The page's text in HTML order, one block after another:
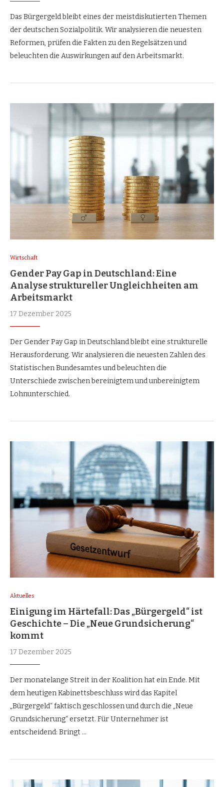
Das Bürgergeld bleibt eines der meistdiskutierten Themen
der deutschen Sozialpolitik. Wir analysieren die neuesten
Reformen, prüfen die Fakten zu den Regelsätzen und
beleuchten die Auswirkungen auf den Arbeitsmarkt.
Wirtschaft
Gender Pay Gap in Deutschland: Eine
Analyse struktureller Ungleichheiten am
Arbeitsmarkt
17 Dezember 2025
Der Gender Pay Gap in Deutschland bleibt eine strukturelle
Herausforderung. Wir analysieren die neuesten Zahlen des
Statistischen Bundesamtes und beleuchten die
Unterschiede zwischen bereinigtem und unbereinigtem
Lohnunterschied.
Aktuelles
Einigung im Härtefall: Das „Bürgergeld“ ist
Geschichte – Die „Neue Grundsicherung“
kommt
17 Dezember 2025
Der monatelange Streit in der Koalition hat ein Ende. Mit
dem heutigen Kabinettsbeschluss wird das Kapitel
„Bürgergeld“ faktisch geschlossen und durch die „Neue
Grundsicherung“ ersetzt. Für Unternehmer ist
entscheidend: Bringt …